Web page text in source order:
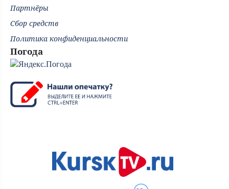
Партнёры
Сбор средств
Политика конфиденциальности
Погода